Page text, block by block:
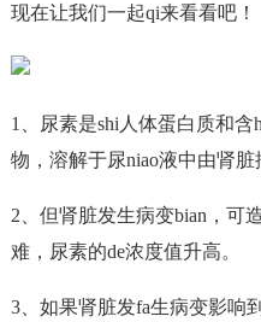
现在让我们一起qi来看看吧！
1、尿素是shi人体蛋白质和含
物，溶解于尿niao液中由肾脏
2、但肾脏发生病变bian，可
难，尿素的de浓度值升高。
3、如果肾脏发fa生病变影响